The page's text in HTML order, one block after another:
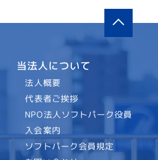
当法人について
法人概要
代表者ご挨拶
NPO法人ソフトパーク役員
入会案内
ソフトパーク会員規定